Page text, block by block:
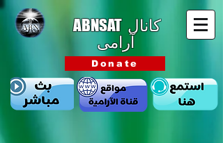
ABNSAT کانال
آرامی
Donate